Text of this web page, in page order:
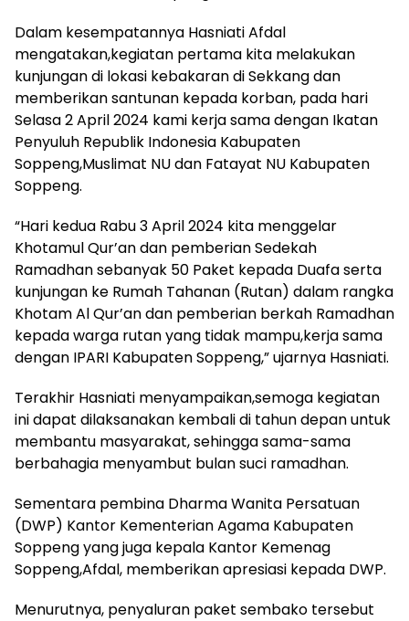
Soppeng,Muslimat NU dan Fatayat NU Kabupaten
Soppeng.
“Hari kedua Rabu 3 April 2024 kita menggelar
Khotamul Qur’an dan pemberian Sedekah
Ramadhan sebanyak 50 Paket kepada Duafa serta
kunjungan ke Rumah Tahanan (Rutan) dalam rangka
Khotam Al Qur’an dan pemberian berkah Ramadhan
dengan IPARI Kabupaten Soppeng,” ujarnya Hasniati.
Terakhir Hasniati menyampaikan,semoga kegiatan
ini dapat dilaksanakan kembali di tahun depan untuk
membantu masyarakat, sehingga sama-sama
berbahagia menyambut bulan suci ramadhan.
(DWP) Kantor Kementerian Agama Kabupaten
Soppeng yang juga kepala Kantor Kemenag
Soppeng,Afdal, memberikan apresiasi kepada DWP.
bukan hanya sekadar pembagian, akan tetapi
merupakan bagian dari rangkaian positif dalam
memeriahkan Bulan Ramadan Tahun 1445 H dengan
penuh kepedulian, kebersamaan, dan berbagi